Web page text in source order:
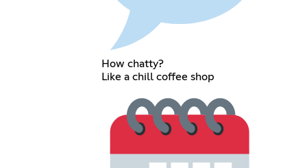
How chatty?
Like a chill coffee shop